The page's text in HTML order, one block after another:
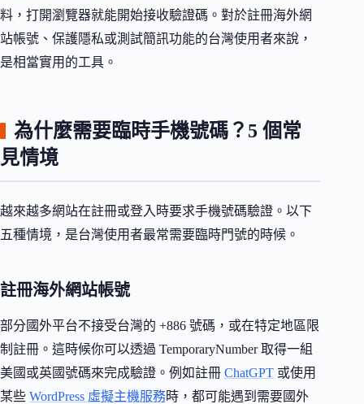
料，打開瀏覽器就能開始接收驗證碼。對於註冊海外網
站帳號、保護隱私或測試簡訊功能的台灣使用者來說，
是相當實用的工具。
為什麼需要臨時手機號碼？5 個常
見情境
越來越多網站在註冊或登入時要求手機號碼驗證。以下
五種情境，是台灣使用者最常需要臨時門號的時候。
註冊海外網站帳號
部分國外平台不接受台灣的 +886 號碼，或在特定地區限
制註冊。這時候你可以透過 TemporaryNumber 取得一組
美國或英國號碼來完成驗證。例如註冊 ChatGPT 或使用
某些 WordPress 虛擬主機服務時，都可能遇到需要國外